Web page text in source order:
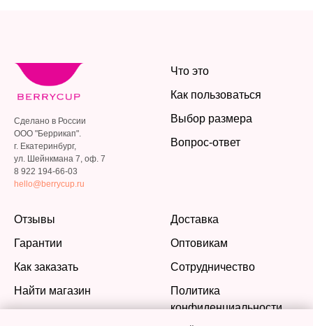
Сделано в России
ООО "Беррикап".
г. Екатеринбург,
ул. Шейнкмана 7, оф. 7
8 922 194-66-03
hello@berrycup.ru
Что это
Как пользоваться
Выбор размера
Вопрос-ответ
Отзывы
Гарантии
Как заказать
Найти магазин
Доставка
Оптовикам
Сотрудничество
Политика
конфиденциальности